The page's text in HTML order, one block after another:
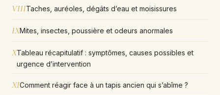
VIIITaches, auréoles, dégâts d’eau et moisissures
IXMites, insectes, poussière et odeurs anormales
XTableau récapitulatif : symptômes, causes possibles et
urgence d’intervention
XIComment réagir face à un tapis ancien qui s’abîme ?